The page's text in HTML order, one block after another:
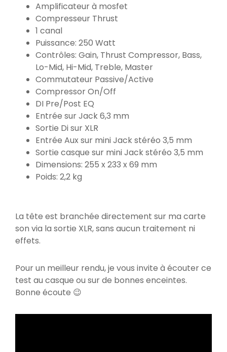
Amplificateur à mosfet
Compresseur Thrust
1 canal
Puissance: 250 Watt
Contrôles: Gain, Thrust Compressor, Bass,
Lo-Mid, Hi-Mid, Treble, Master
Commutateur Passive/Active
Compressor On/Off
DI Pre/Post EQ
Entrée sur Jack 6,3 mm
Sortie Di sur XLR
Entrée Aux sur mini Jack stéréo 3,5 mm
Sortie casque sur mini Jack stéréo 3,5 mm
Dimensions: 255 x 233 x 69 mm
Poids: 2,2 kg
La tête est branchée directement sur ma carte
son via la sortie XLR, sans aucun traitement ni
effets.
Pour un meilleur rendu, je vous invite à écouter ce
test au casque ou sur de bonnes enceintes.
Bonne écoute 😉